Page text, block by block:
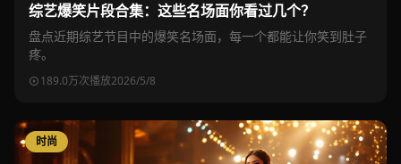
综艺爆笑片段合集：这些名场面你看过几个？
盘点近期综艺节目中的爆笑名场面，每一个都能让你笑到肚子
疼。
189.0万次播放2026/5/8
时尚